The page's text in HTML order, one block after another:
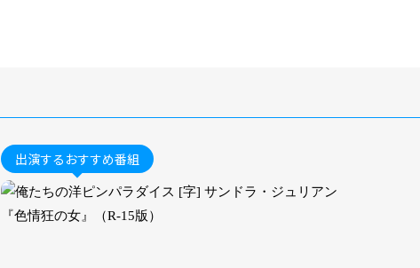
出演するおすすめ番組